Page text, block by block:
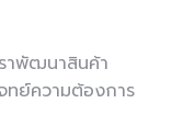
าพัฒนาสินค้า
ทย์ความต้องการ